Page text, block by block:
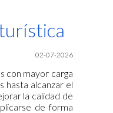
02-07-2026
con mayor carga
hasta alcanzar el
la calidad de
de forma